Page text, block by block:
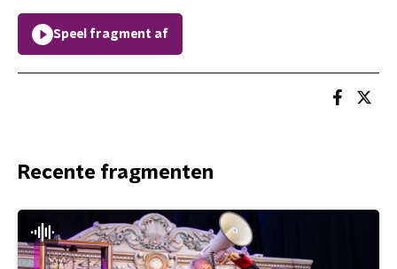
Speel fragment af
Recente fragmenten